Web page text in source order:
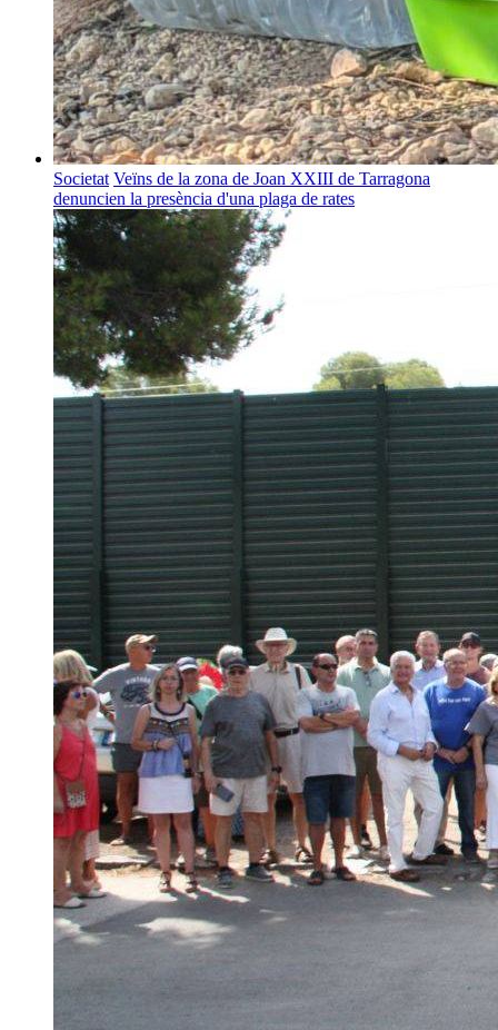
Societat Veïns de la zona de Joan XXIII de Tarragona
denuncien la presència d'una plaga de rates